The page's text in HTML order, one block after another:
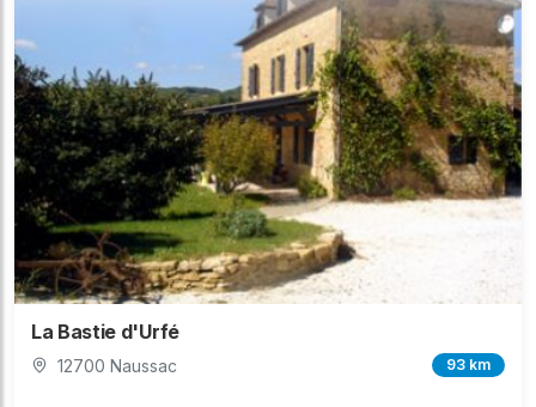
La Bastie d'Urfé
12700 Naussac 93 km